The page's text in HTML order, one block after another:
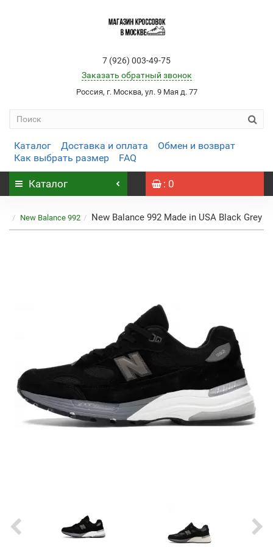
7 (926) 003-49-75
Заказать обратный звонок
Россия, г. Москва, ул. 9 Мая д. 77
Каталог Доставка и оплата
Обмен и возврат
Как выбрать размер
FAQ
Каталог : 0
New Balance 992 New Balance 992 Made in USA Black Grey